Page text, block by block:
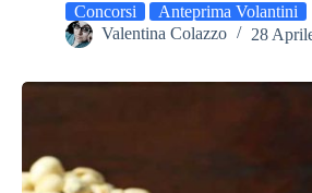
Concorsi
Anteprima Volantini
Valentina Colazzo
28